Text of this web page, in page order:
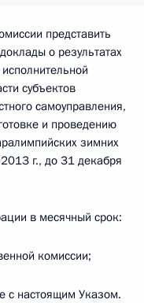
представить
о результатах
субъектов
самоуправления,
и проведению
зимних
г., до 31 декабря
в месячный срок:
комиссии;
с настоящим Указом.